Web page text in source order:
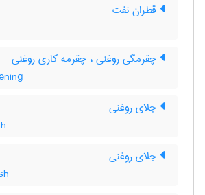
قطران نفت
چقرمگی روغنی ، چقرمه کاری روغنی
جلای روغنی
جلای روغنی